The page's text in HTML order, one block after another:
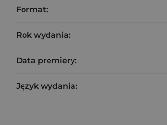
Format:
Rok wydania:
Data premiery:
Język wydania: